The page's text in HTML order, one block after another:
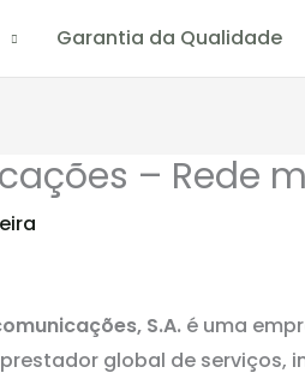
Garantia da Qualidade
– Rede
S.A. é uma
global de serviços,